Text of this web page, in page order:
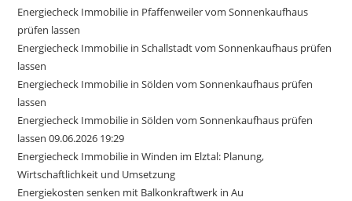
Energiecheck Immobilie in Pfaffenweiler vom Sonnenkaufhaus
prüfen lassen
Energiecheck Immobilie in Schallstadt vom Sonnenkaufhaus prüfen
lassen
Energiecheck Immobilie in Sölden vom Sonnenkaufhaus prüfen
lassen
Energiecheck Immobilie in Sölden vom Sonnenkaufhaus prüfen
lassen 09.06.2026 19:29
Energiecheck Immobilie in Winden im Elztal: Planung,
Wirtschaftlichkeit und Umsetzung
Energiekosten senken mit Balkonkraftwerk in Au